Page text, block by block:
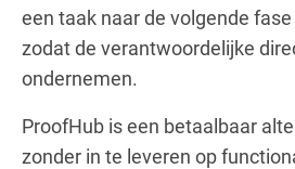
een taak naar de volgende
zodat de verantwoordelijke
ondernemen.
ProofHub is een betaalbaar
zonder in te leveren op